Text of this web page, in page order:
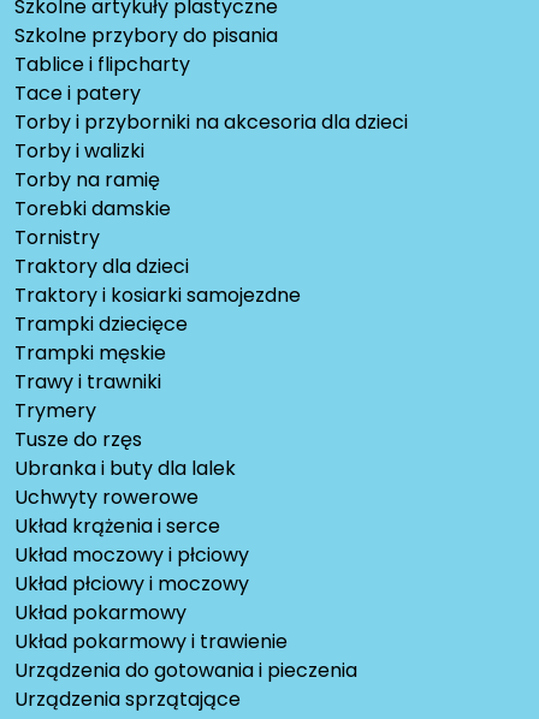
Szkolne artykuły plastyczne
Szkolne przybory do pisania
Tablice i flipcharty
Tace i patery
Torby i przyborniki na akcesoria dla dzieci
Torby i walizki
Torby na ramię
Torebki damskie
Tornistry
Traktory dla dzieci
Traktory i kosiarki samojezdne
Trampki dziecięce
Trampki męskie
Trawy i trawniki
Trymery
Tusze do rzęs
Ubranka i buty dla lalek
Uchwyty rowerowe
Układ krążenia i serce
Układ moczowy i płciowy
Układ płciowy i moczowy
Układ pokarmowy
Układ pokarmowy i trawienie
Urządzenia do gotowania i pieczenia
Urządzenia sprzątające